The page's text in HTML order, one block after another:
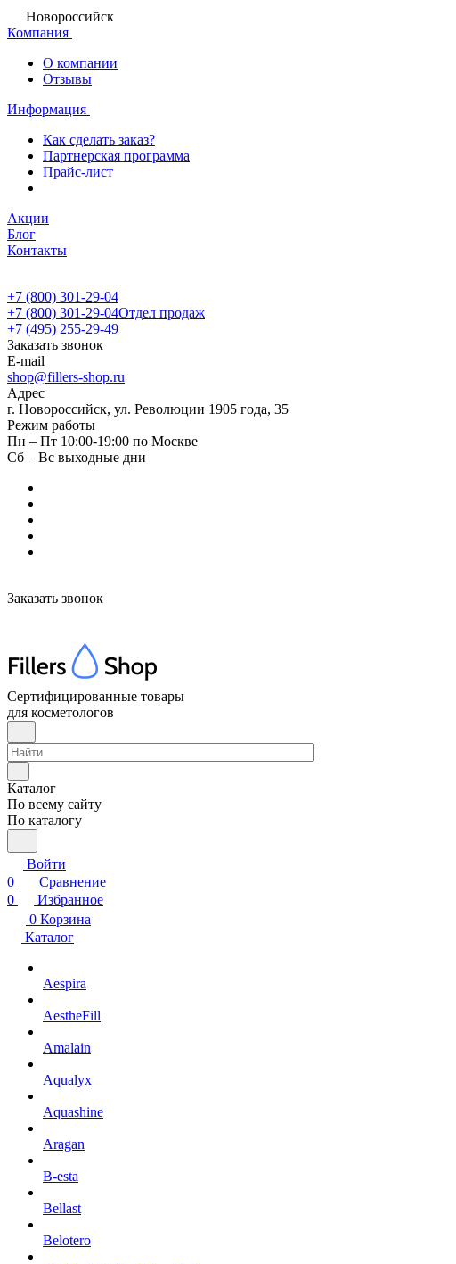
Новороссийск
Компания
О компании
Отзывы
Информация
Как сделать заказ?
Партнерская программа
Прайс-лист
Акции
Блог
Контакты
+7 (800) 301-29-04
+7 (800) 301-29-04Отдел продаж
+7 (495) 255-29-49
Заказать звонок
E-mail
shop@fillers-shop.ru
Адрес
г. Новороссийск, ул. Революции 1905 года, 35
Режим работы
Пн – Пт 10:00-19:00 по Москве
Сб – Вс выходные дни
Заказать звонок
Сертифицированные товары
для косметологов
Каталог
По всему сайту
По каталогу
Войти
0
Сравнение
0
Избранное
0 Корзина
Каталог
Aespira
AestheFill
Amalain
Aqualyx
Aquashine
Aragan
B-esta
Bellast
Belotero